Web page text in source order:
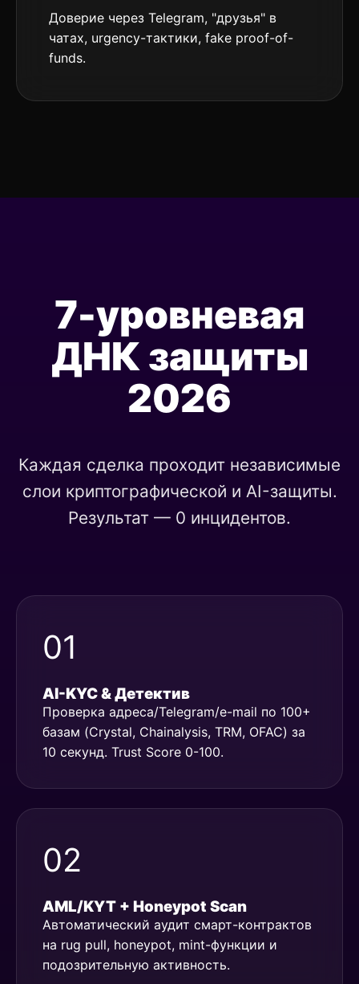
Доверие через Telegram, "друзья" в
чатах, urgency-тактики, fake proof-of-
funds.
7-уровневая
ДНК защиты
2026
Каждая сделка проходит независимые
слои криптографической и AI-защиты.
Результат — 0 инцидентов.
01
AI-KYC & Детектив
Проверка адреса/Telegram/e-mail по 100+
базам (Crystal, Chainalysis, TRM, OFAC) за
10 секунд. Trust Score 0-100.
02
AML/KYT + Honeypot Scan
Автоматический аудит смарт-контрактов
на rug pull, honeypot, mint-функции и
подозрительную активность.